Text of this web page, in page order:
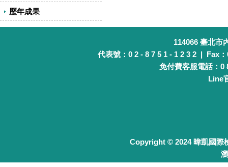
歷年成果
114066 臺北市
代表號：0 2 - 8 7 5 1 - 1 2 3 2 | Fax
免付費客服電話：0
Line
Copyright © 2024 暐凱國際